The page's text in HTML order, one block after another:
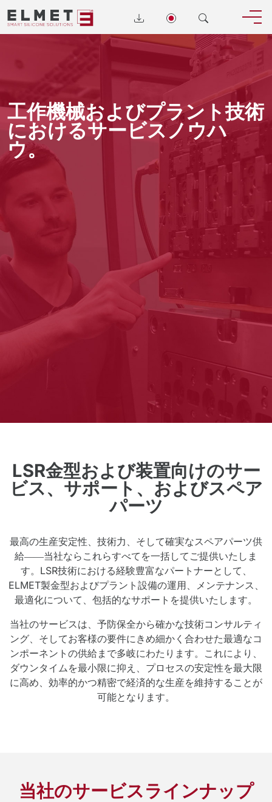
工作機械およびプラント技術
におけるサービスノウハ
ウ。
LSR金型および装置向けのサー
ビス、サポート、およびスペア
パーツ
最高の生産安定性、技術力、そして確実なスペアパーツ供
給――当社ならこれらすべてを一括してご提供いたしま
す。LSR技術における経験豊富なパートナーとして、
ELMET製金型およびプラント設備の運用、メンテナンス、
最適化について、包括的なサポートを提供いたします。
当社のサービスは、予防保全から確かな技術コンサルティ
ング、そしてお客様の要件にきめ細かく合わせた最適なコ
ンポーネントの供給まで多岐にわたります。これにより、
ダウンタイムを最小限に抑え、プロセスの安定性を最大限
に高め、効率的かつ精密で経済的な生産を維持することが
可能となります。
当社のサービスラインナップ